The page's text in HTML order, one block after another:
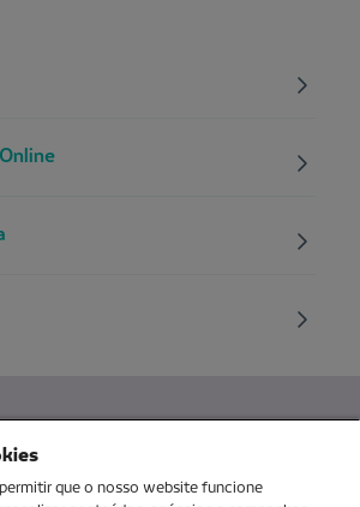
que o nosso website funcione